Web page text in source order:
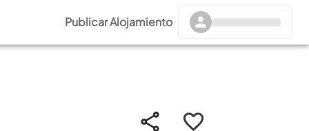
Publicar Alojamiento